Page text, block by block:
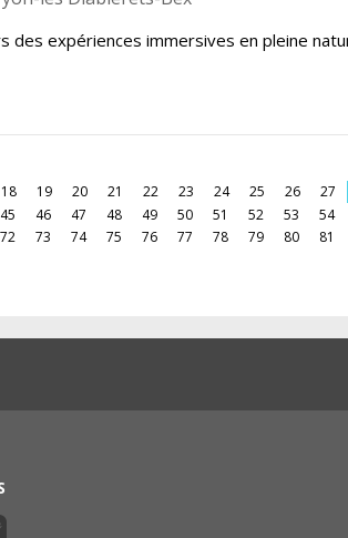
des expériences immersives en pleine
18 19 20 21 22 23 24 25 26 27
45 46 47 48 49 50 51 52 53 54
72 73 74 75 76 77 78 79 80 81